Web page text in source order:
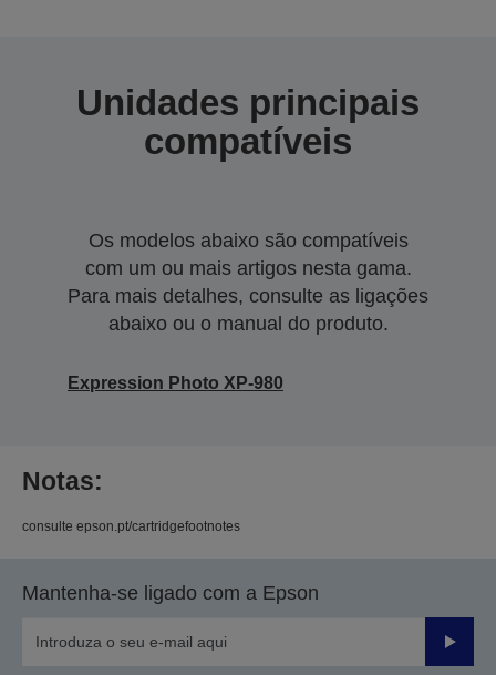
Unidades principais
compatíveis
Os modelos abaixo são compatíveis
com um ou mais artigos nesta gama.
Para mais detalhes, consulte as ligações
abaixo ou o manual do produto.
Expression Photo XP-980
Notas:
consulte epson.pt/cartridgefootnotes
Mantenha-se ligado com a Epson
Enviar